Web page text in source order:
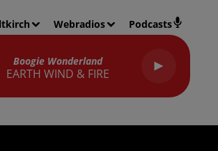
Webradios Podcasts
Boogie Wonderland
EARTH WIND & FIRE